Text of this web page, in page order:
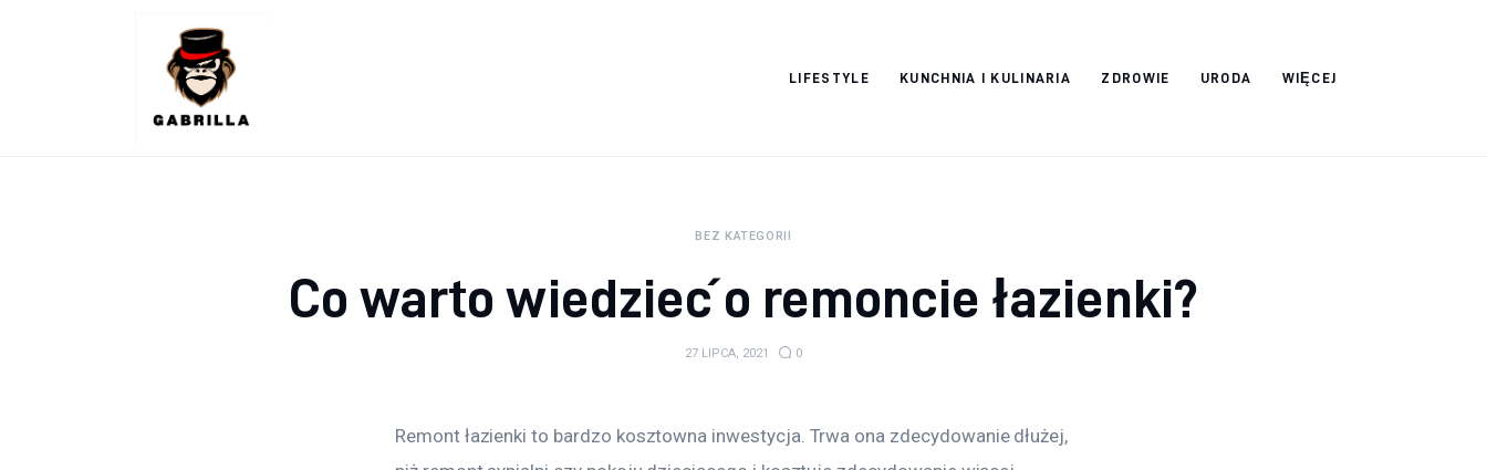
LIFESTYLE KUNCHNIA I KULINARIA ZDROWIE URODA WIĘCEJ
BEZ KATEGORII
Co warto wiedzieć o remoncie łazienki?
27 LIPCA, 2021 0
Remont łazienki to bardzo kosztowna inwestycja. Trwa ona zdecydowanie dłużej,